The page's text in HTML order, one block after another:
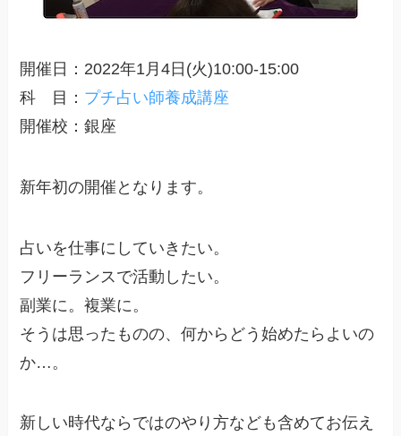
開催日：2022年1月4日(火)10:00-15:00
科 目： プチ占い師養成講座
開催校：銀座
新年初の開催となります。
占いを仕事にしていきたい。
フリーランスで活動したい。
副業に。複業に。
そうは思ったものの、何からどう始めたらよいの
か…。
新しい時代ならではのやり方なども含めてお伝え